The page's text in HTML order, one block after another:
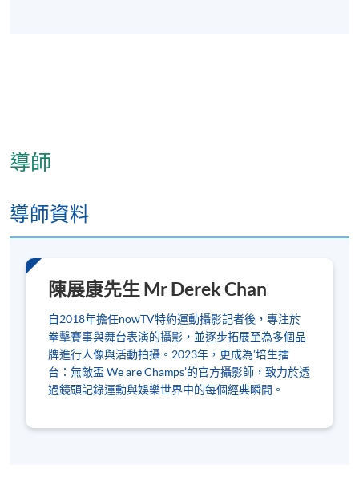
導師
導師資料
陳展康先生 Mr Derek Chan
自2018年擔任nowTV特約運動攝影記者後，專注於
拳擊賽事與舞台表演的攝影，並逐步拓展至為多個品
牌進行人像與活動拍攝。2023年，更成為’培生擂
台：無敵盃 We are Champs’的官方攝影師，致力於透
過鏡頭記錄運動與娛樂世界中的每個經典瞬間。